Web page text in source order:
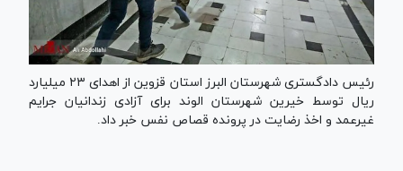
رئیس دادگستری شهرستان البرز استان قزوین از اهدای ۲۳ میلیارد
ریال توسط خیرین شهرستان الوند برای آزادی زندانیان جرایم
غیرعمد و اخذ رضایت در پرونده قصاص نفس خبر داد.